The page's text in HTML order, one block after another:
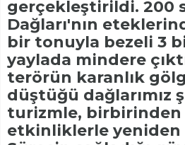
gerçekleştirildi. 200
Dağları'nın
bir tonuyla bezeli 3
yaylada mindere
terörün karanlık
düştüğü dağlarımız
turizmle, birbirinden
etkinliklerle yeniden